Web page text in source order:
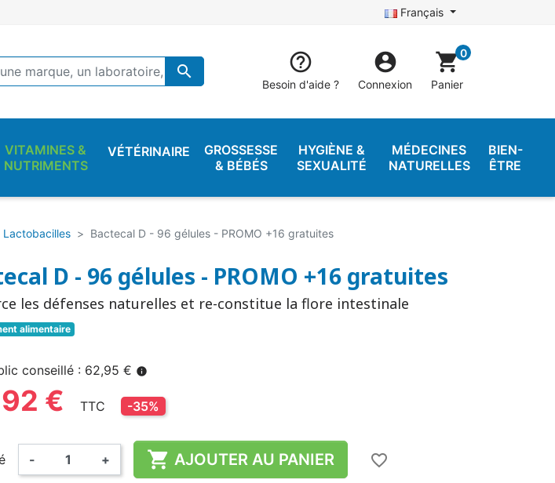
Français
 
Besoin d'aide ?

Connexion
shopping_cart0
Panier
VITAMINES &
NUTRIMENTS
VÉTÉRINAIRE
GROSSESSE
& BÉBÉS
HYGIÈNE &
SEXUALITÉ
MÉDECINES
NATURELLES
BIEN-
ÊTRE
Bactecal D - 96 gélules - PROMO +16 gratuites
D - 96 gélules - PROMO +16 gratuites
les défenses naturelles et re-constitue la flore intestinale
alimentaire
conseillé : 62,95 € info
€ TTC -35%
- +  AJOUTER AU PANIER
favorite_border